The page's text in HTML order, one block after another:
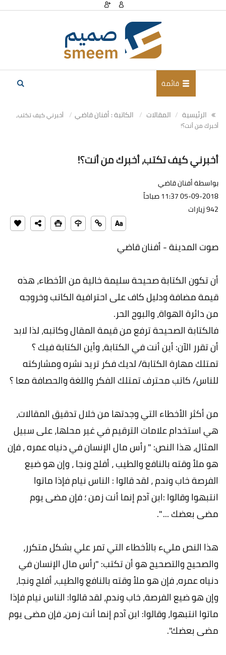
قائمة
الرئيسية المقالات الكاتبة : أفنان قاضي
أخبرني كيف تكتب،
أخبرك من أنت؟!
أخبرني كيف تكتب، أخبرك من أنت؟!
بواسطة أفنان قاضي
05-09-2018 11:37 صباحاً
942 زيارات
صوت المدينة - أفنان قاضي
أن تكون الكتابة صحيحة سليمة خالية من الأخطاء، هذه
قيمة مضافة ودليل كاف على احترافية الكاتب وخروجه
من دائرة الهواة، والبوح الحر.
فالكتابة الصحيحة ترفع من قيمة المقال وكاتبه، لذا لابد
أن تقرر الآن: أين أنت في الكتابة، وأين الكتابة فيك ؟
تمتلك مهارة الكتابة/ لديك فكر تريد نشره ومشاركته
للناس/ كاتب محترف تمتلك الفكر واللغة والحصافة معا ؟
من أكثر الأخطاء التي وجدتها من خلال تدقيق المقالات،
هي استخدام علامات الترقيم في غير محلها، على سبيل
المثال، هذا النص: " رأس مال الإنسان في دنياه عمره ، فإن
هو ملأ وقته بالنافع والطيب ، أفلح ونجا ، وإن هو ضيع
الفرصة خاب وندم ، لقد قالوا : الناس نيام فإذا ماتوا
انتبهوا وقالوا :ابن آدم إنما أنت زمن ؛ فإن مضى يوم
مضى بعضك ... ".
هذا النص مليء بالأخطاء التي تمر علي بشكل متكرر،
والصحيح والتصحيح هو أن تكتب: "رأس مال الإنسان في
دنياه عمره، فإن هو ملأ وقته بالنافع والطيب، أفلح ونجا،
وإن هو ضيع الفرصة، خاب وندم، لقد قالوا: الناس نيام فإذا
ماتوا انتبهوا، وقالوا: ابن آدم إنما أنت زمن، فإن مضى يوم
مضى بعضك".